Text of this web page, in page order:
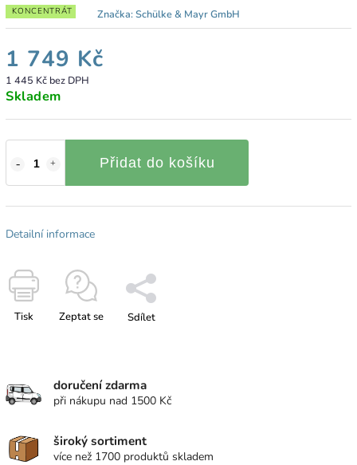
KONCENTRÁT Značka:Schülke & Mayr GmbH
1 749 Kč
1 445 Kč bez DPH
Skladem
Přidat do košíku
Detailní informace
Tisk Zeptat se Sdílet
doručení zdarma
při nákupu nad 1500 Kč
široký sortiment
více než 1700 produktů skladem